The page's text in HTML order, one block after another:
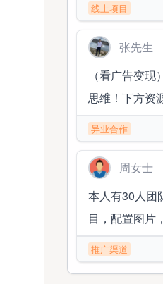
线上项目
张先生
（看广告变
思维！下方资
异业合作
周女士
本人有30人团
目，配置图片
推广渠道